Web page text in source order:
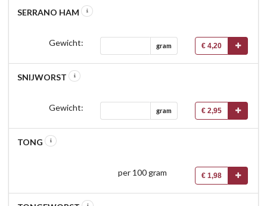
SERRANO HAM
Gewicht: gram € 4,20
SNIJWORST
Gewicht: gram € 2,95
TONG
per 100 gram € 1,98